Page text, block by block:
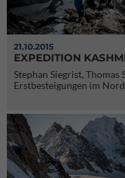
21.10.2015
EXPEDITION
Stephan Siegrist, Thomas
Erstbesteigungen im